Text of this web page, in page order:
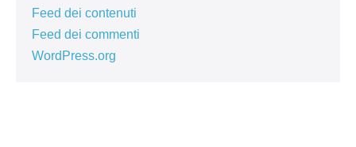
Feed dei contenuti
Feed dei commenti
WordPress.org